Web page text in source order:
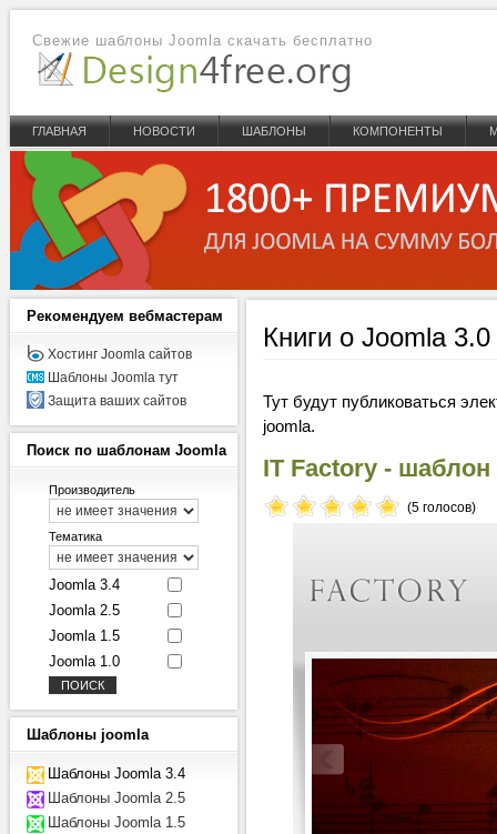
Свежие шаблоны Joomla скачать бесплатно
ГЛАВНАЯ НОВОСТИ ШАБЛОНЫ КОМПОНЕНТЫ
Книги о Joomla
Тут будут публиковаться
joomla.
IT Factory -
(5 голосов)
Рекомендуем вебмастерам
Хостинг Joomla сайтов
Шаблоны Joomla тут
Защита ваших сайтов
Поиск по шаблонам Joomla
Производитель
Тематика
Joomla 3.4
Joomla 2.5
Joomla 1.5
Joomla 1.0
Шаблоны joomla
Шаблоны Joomla 3.4
Шаблоны Joomla 2.5
Шаблоны Joomla 1.5